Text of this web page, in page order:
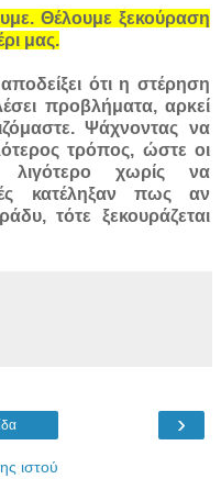
Θέλουμε ξεκούραση
μας.
ότι η στέρηση
προβλήματα, αρκεί
Ψάχνοντας να
τρόπος, ώστε οι
λιγότερο χωρίς να
κατέληξαν πως αν
τότε ξεκουράζεται
›
ιστού